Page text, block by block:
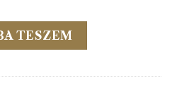
acélszürke mennyiség
TESZEM